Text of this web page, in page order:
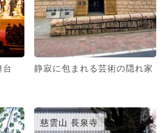
静寂に包まれる芸術の隠れ家
慈雲山 長泉寺